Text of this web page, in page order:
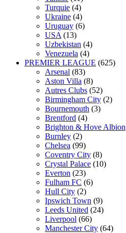
Turquie (4)
Ukraine (4)
Uruguay (6)
USA (13)
Uzbekistan (4)
Venezuela (4)
PREMIER LEAGUE (625)
Arsenal (83)
Aston Villa (8)
Autres Clubs (52)
Birmingham City (2)
Bournemouth (3)
Brentford (4)
Brighton & Hove Albion
Burnley (2)
Chelsea (99)
Coventry City (8)
Crystal Palace (10)
Everton (23)
Fulham FC (6)
Hull City (2)
Ipswich Town (9)
Leeds United (24)
Liverpool (66)
Manchester City (64)